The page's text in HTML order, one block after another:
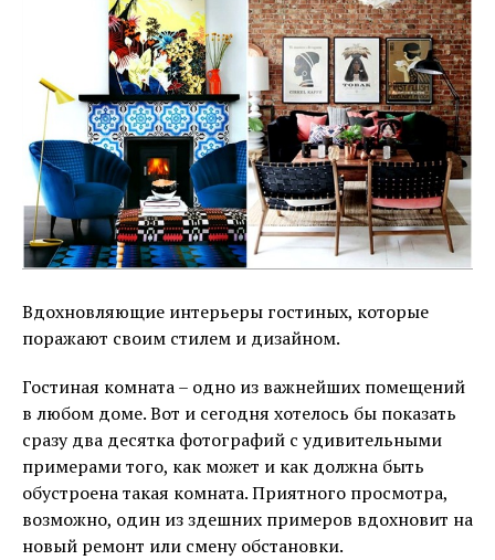
Вдохновляющие интерьеры гостиных, которые
поражают своим стилем и дизайном.
Гостиная комната – одно из важнейших помещений
в любом доме. Вот и сегодня хотелось бы показать
сразу два десятка фотографий с удивительными
примерами того, как может и как должна быть
обустроена такая комната. Приятного просмотра,
возможно, один из здешних примеров вдохновит на
новый ремонт или смену обстановки.